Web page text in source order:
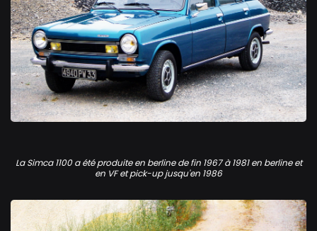
La Simca 1100 a été produite en berline de fin 1967 à 1981 en berline et
en VF et pick-up jusqu'en 1986